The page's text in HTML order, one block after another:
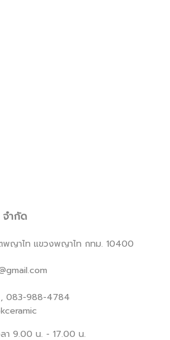
จำกัด
พญาไท แขวงพญาไท กทม. 10400
083-988-4784
ลา 9.00 น. - 17.00 น.